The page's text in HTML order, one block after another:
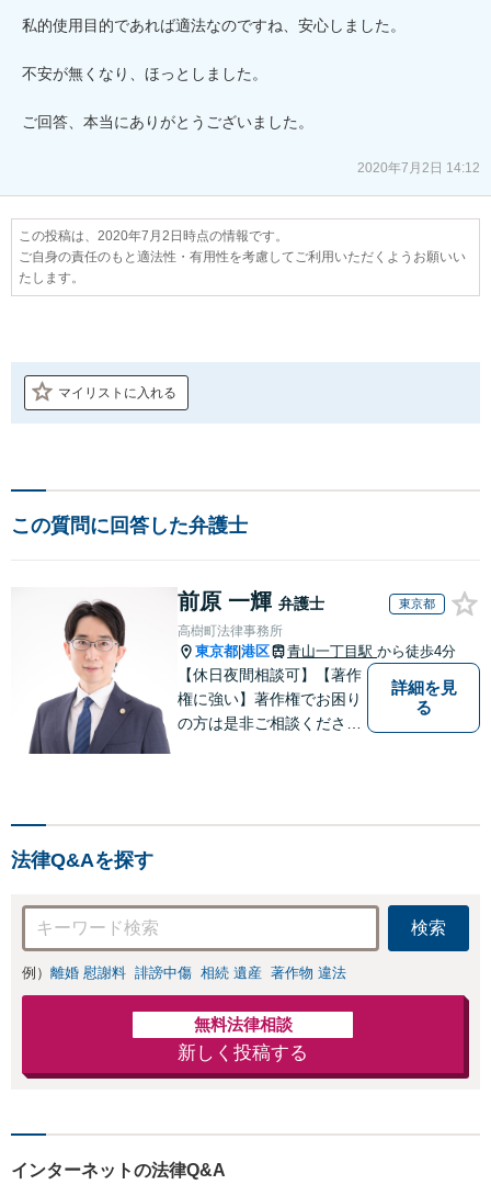
私的使用目的であれば適法なのですね、安心しました。
不安が無くなり、ほっとしました。
ご回答、本当にありがとうございました。
2020年7月2日 14:12
この投稿は、2020年7月2日時点の情報です。
ご自身の責任のもと適法性・有用性を考慮してご利用いただくようお願いい
たします。
マイリストに入れる
この質問に回答した弁護士
前原 一輝 弁護士 東京都
高樹町法律事務所
東京都 港区 青山一丁目駅 から徒歩4分
【休日夜間相談可】【著作
権に強い】著作権でお困り
の方は是非ご相談くださ
詳細を見
る
法律Q&Aを探す
検索
例） 離婚 慰謝料 誹謗中傷 相続 遺産 著作物 違法
無料法律相談
新しく投稿する
インターネットの法律Q&A